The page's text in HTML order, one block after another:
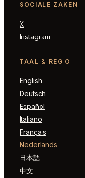
SOCIALE ZAKEN
X
Instagram
TAAL & REGIO
English
Deutsch
Español
Italiano
Français
Nederlands
日本語
中文